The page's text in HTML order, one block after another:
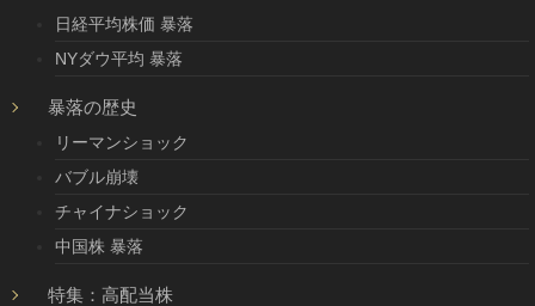
日経平均株価 暴落
NYダウ平均 暴落
暴落の歴史
リーマンショック
バブル崩壊
チャイナショック
中国株 暴落
特集：高配当株